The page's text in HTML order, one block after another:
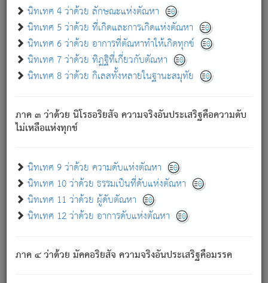
นิทเทศ 4 ว่าด้วย ลักษณะแห่งตัณหา
นิทเทศ 5 ว่าด้วย ที่เกิดและการเกิดแห่งตัณหา
นิทเทศ 6 ว่าด้วย อาการที่ตัณหาทำให้เกิดทุกข์
นิทเทศ 7 ว่าด้วย ทิฏฐิที่เกี่ยวกับตัณหา
นิทเทศ 8 ว่าด้วย กิเลสทั้งหลายในฐานะสมุทัย
ภาค ๓ ว่าด้วย นิโรธอริยสัจ ความจริงอันประเสริฐคือความดับ
ไม่เหลือแห่งทุกข์
นิทเทศ 9 ว่าด้วย ความดับแห่งตัณหา
นิทเทศ 10 ว่าด้วย ธรรมเป็นที่ดับแห่งตัณหา
นิทเทศ 11 ว่าด้วย ผู้ดับตัณหา
นิทเทศ 12 ว่าด้วย อาการดับแห่งตัณหา
ภาค ๔ ว่าด้วย มัคคอริยสัจ ความจริงอันประเสริฐคือมรรค
อย่างนี้อยู่; เขาย่อมละภวตัณหาได้ และไม่เพลิดเพลินวิภวตัณหา
ด้วย.
ความดับเพราะความสำรอกไม่เหลือ (แห่งภพทั้งหลาย)
เพราะความสิ้นไปแห่งตัณหาโดยประการทั้งปวง นั้นคือ
นิพพาน.
ภพใหม่ย่อมไม่มีแก่ภิกษุนั้น ผู้ดับเย็นสนิทแล้ว เพราะไม่มี
ภิกษุนั้น เป็นผู้ครอบงำมารได้แล้ว ชนะสงครามแล้ว ก้าวล่วง
ภพทั้งหลายทั้งปวงได้แล้ว เป็นผู้คงที่ (คือไม่เปลี่ยนแปลงอีกต่อ
- อุ.ขุ. ๒๕/๑๒๑/๘๔.
(ข้อความนี้ เป็นพระพุทธอุทานที่ทรงเปล่งออก ที่โคนต้นโพธิ์
เป็นที่ตรัสรู้ เมื่อตรัสรู้แล้วได้ 7 วัน)